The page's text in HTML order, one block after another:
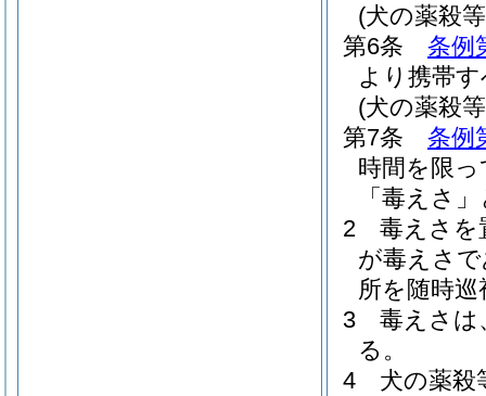
(犬の薬殺
第6条
条例
より携帯
(犬の薬殺
第7条
条例
時間を限
「毒えさ
2
毒えさを
が毒えさ
所を随時
3
毒えさは
る。
4
犬の薬殺